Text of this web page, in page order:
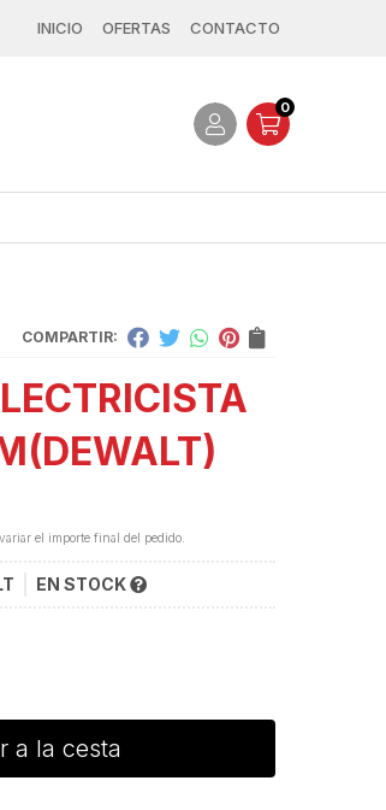
INICIO OFERTAS CONTACTO
0
COMPARTIR:
(DEWALT)
el importe final del pedido.
EN STOCK
a la cesta